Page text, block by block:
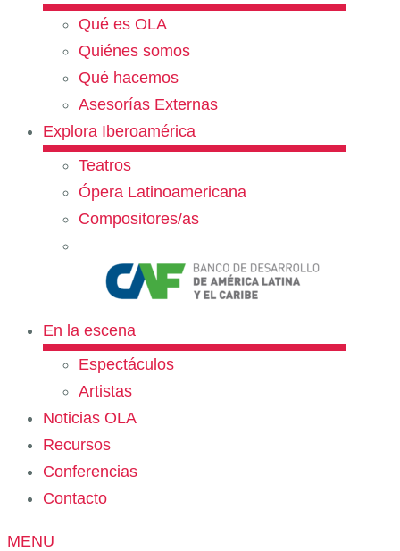
Qué es OLA
Quiénes somos
Qué hacemos
Asesorías Externas
Explora Iberoamérica
Teatros
Ópera Latinoamericana
Compositores/as
En la escena
Espectáculos
Artistas
Noticias OLA
Recursos
Conferencias
Contacto
MENU